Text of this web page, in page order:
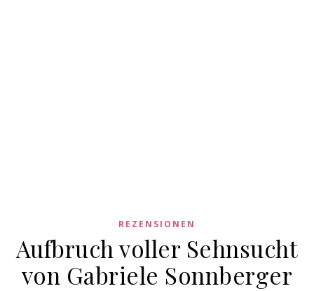
REZENSIONEN
Aufbruch voller Sehnsucht
von Gabriele Sonnberger